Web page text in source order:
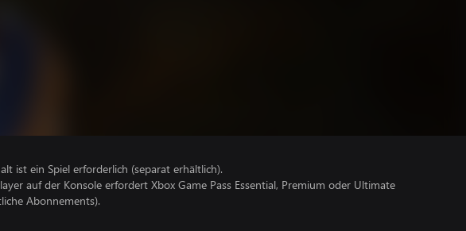
ist ein Spiel erforderlich (separat erhältlich).
auf der Konsole erfordert Xbox Game Pass Essential, Premium oder Ultimate
Abonnements).